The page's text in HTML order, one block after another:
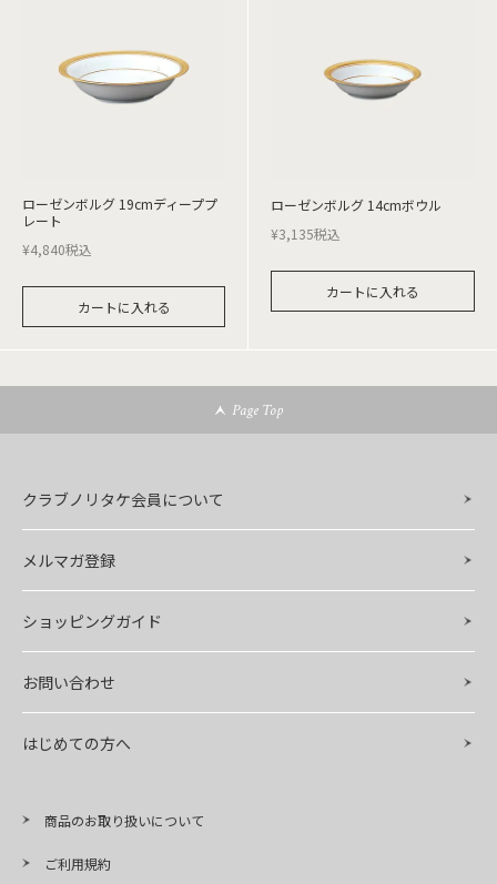
ローゼンボルグ 19cmディーププ
レート
¥4,840税込
カートに入れる
ローゼンボルグ 14cmボウル
¥3,135税込
カートに入れる
Page Top
クラブノリタケ会員について
メルマガ登録
ショッピングガイド
お問い合わせ
はじめての方へ
商品のお取り扱いについて
ご利用規約